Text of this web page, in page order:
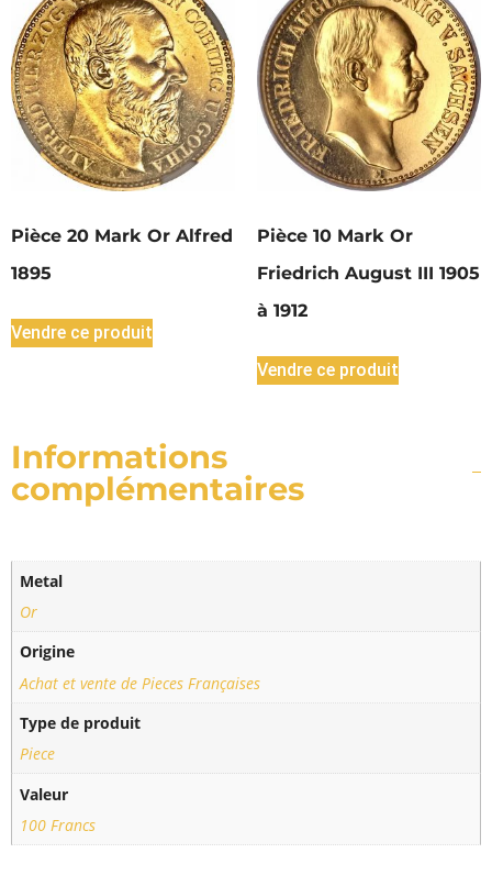
Pièce 20 Mark Or Alfred
1895
Vendre ce produit
Pièce 10 Mark Or
Friedrich August III 1905
à 1912
Vendre ce produit
Informations
complémentaires
Metal
Or
Origine
Achat et vente de Pieces Françaises
Type de produit
Piece
Valeur
100 Francs